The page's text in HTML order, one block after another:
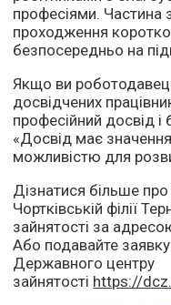
професіями. Частина
проходження
безпосередньо на
Якщо ви
досвідчених
професійний досвід
«Досвід має
можливістю для
Дізнатися більше
Чортківській філії
зайнятості за
Або подавайте заявку
Державного центру
зайнятості https://